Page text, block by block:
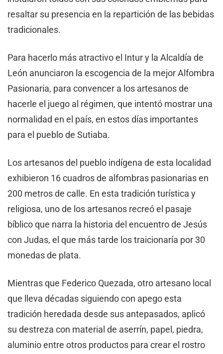
resaltar su presencia en la repartición de las bebidas
tradicionales.
Para hacerlo más atractivo el Intur y la Alcaldía de
León anunciaron la escogencia de la mejor Alfombra
Pasionaria, para convencer a los artesanos de
hacerle el juego al régimen, que intentó mostrar una
normalidad en el país, en estos días importantes
para el pueblo de Sutiaba.
Los artesanos del pueblo indígena de esta localidad
exhibieron 16 cuadros de alfombras pasionarias en
200 metros de calle. En esta tradición turística y
religiosa, uno de los artesanos recreó el pasaje
bíblico que narra la historia del encuentro de Jesús
con Judas, el que más tarde los traicionaría por 30
monedas de plata.
Mientras que Federico Quezada, otro artesano local
que lleva décadas siguiendo con apego esta
tradición heredada desde sus antepasados, aplicó
su destreza con material de aserrín, papel, piedra,
aluminio entre otros productos para crear el rostro